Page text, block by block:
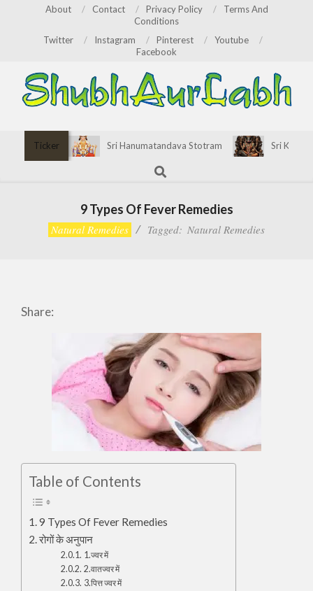
About Contact Privacy Policy
Terms And
Conditions
Twitter
Instagram Pinterest
Youtube
Facebook
Ticker Sri Hanumatandava Stotram
Sri Kirata
Search
9 Types Of Fever Remedies
Natural Remedies Tagged: Natural Remedies
Share:
Table of Contents
9 Types Of Fever Remedies
रोगों के अनुपान
1.ज्वर में
2.वातज्वर में
3.पित्त ज्वर में